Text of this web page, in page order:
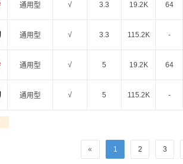
通用型 √ 3.3 19.2K 64
通用型 √ 3.3 115.2K -
通用型 √ 5 19.2K 64
通用型 √ 5 115.2K -
« 1 2 3